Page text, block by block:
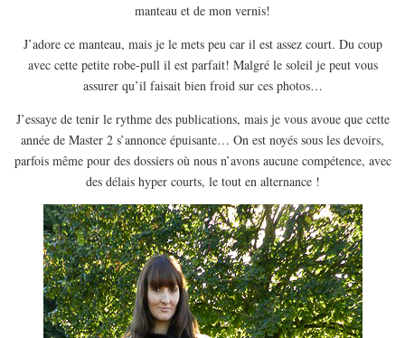
manteau et de mon vernis!
J’adore ce manteau, mais je le mets peu car il est assez court. Du coup
avec cette petite robe-pull il est parfait! Malgré le soleil je peut vous
assurer qu’il faisait bien froid sur ces photos…
J’essaye de tenir le rythme des publications, mais je vous avoue que cette
année de Master 2 s’annonce épuisante… On est noyés sous les devoirs,
parfois même pour des dossiers où nous n’avons aucune compétence, avec
des délais hyper courts, le tout en alternance !